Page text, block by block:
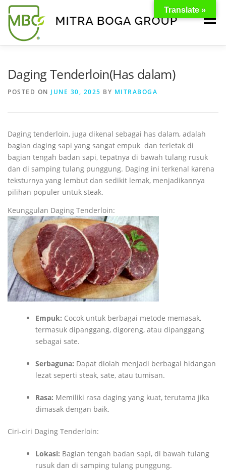
Menu
Daging Tenderloin(Has dalam)
POSTED ON JUNE 30, 2025 BY MITRABOGA
Daging tenderloin, juga dikenal sebagai has dalam, adalah
bagian daging sapi yang sangat empuk dan terletak di
bagian tengah badan sapi, tepatnya di bawah tulang rusuk
dan di samping tulang punggung. Daging ini terkenal karena
teksturnya yang lembut dan sedikit lemak, menjadikannya
pilihan populer untuk steak.
Keunggulan Daging Tenderloin:
Empuk: Cocok untuk berbagai metode memasak,
termasuk dipanggang, digoreng, atau dipanggang
sebagai sate.
Serbaguna: Dapat diolah menjadi berbagai hidangan
lezat seperti steak, sate, atau tumisan.
Rasa: Memiliki rasa daging yang kuat, terutama jika
dimasak dengan baik.
Ciri-ciri Daging Tenderloin:
Lokasi: Bagian tengah badan sapi, di bawah tulang
rusuk dan di samping tulang punggung.
Translate »